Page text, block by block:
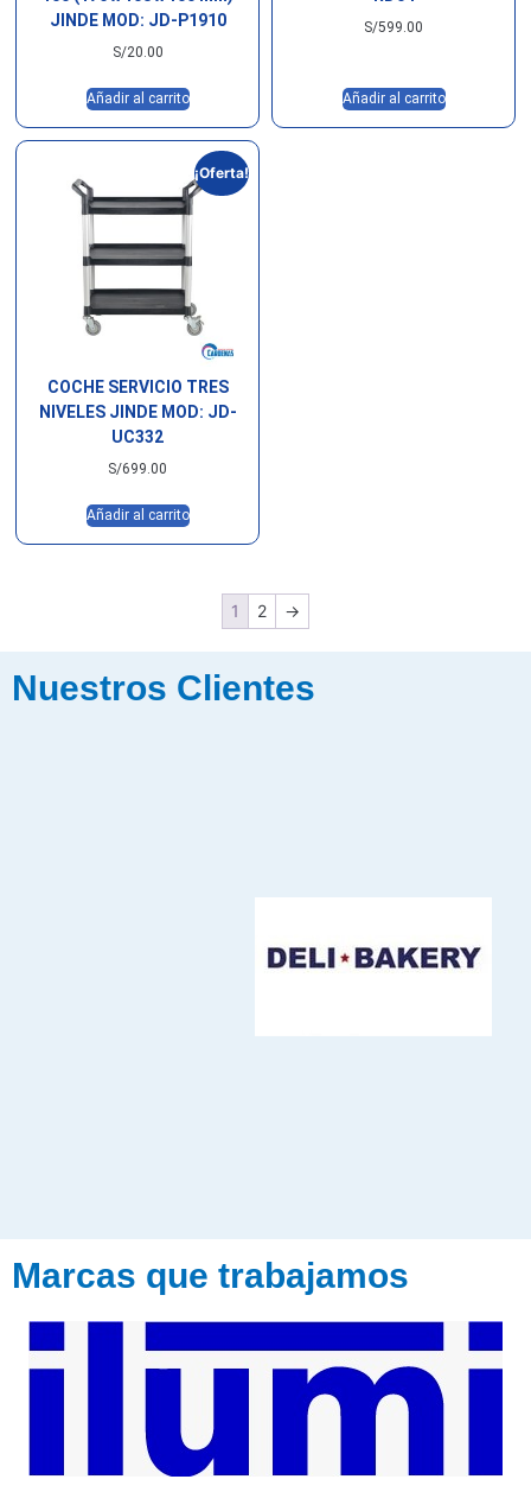
JINDE MOD: JD-P1910
S/20.00
Añadir al carrito
S/599.00
Añadir al carrito
¡Oferta!
COCHE SERVICIO TRES
NIVELES JINDE MOD: JD-
UC332
S/699.00
Añadir al carrito
1 2 →
Nuestros Clientes
Marcas que trabajamos